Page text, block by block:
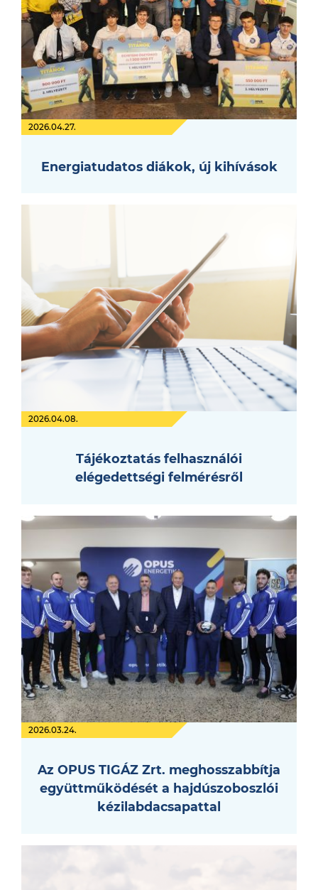
2026.04.27.
Energiatudatos diákok, új kihívások
2026.04.08.
Tájékoztatás felhasználói
elégedettségi felmérésről
2026.03.24.
Az OPUS TIGÁZ Zrt. meghosszabbítja
együttműködését a hajdúszoboszlói
kézilabdacsapattal